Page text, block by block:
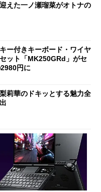
えた一ノ瀬瑠菜がオトナの
ー付きキーボード・ワイヤ
ット「MK250GRd」がセ
円に
莉華のドキッとする魅力全